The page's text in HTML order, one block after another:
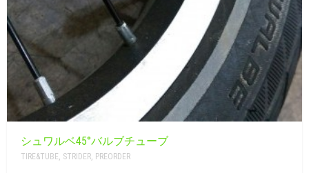
シュワルベ45°バルブチューブ
TIRE&TUBE, STRIDER, PREORDER